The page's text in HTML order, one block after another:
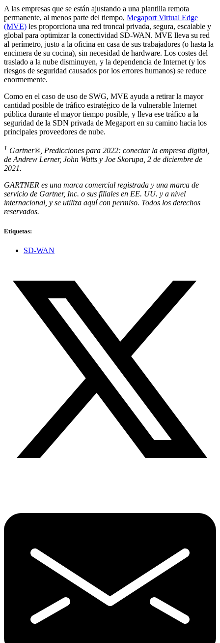
A las empresas que se están ajustando a una plantilla remota
permanente, al menos parte del tiempo, Megaport Virtual Edge
(MVE) les proporciona una red troncal privada, segura, escalable y
global para optimizar la conectividad SD-WAN. MVE lleva su red
al perímetro, justo a la oficina en casa de sus trabajadores (o hasta la
encimera de su cocina), sin necesidad de hardware. Los costes del
traslado a la nube disminuyen, y la dependencia de Internet (y los
riesgos de seguridad causados por los errores humanos) se reduce
enormemente.
Como en el caso de uso de SWG, MVE ayuda a retirar la mayor
cantidad posible de tráfico estratégico de la vulnerable Internet
pública durante el mayor tiempo posible, y lleva ese tráfico a la
seguridad de la SDN privada de Megaport en su camino hacia los
principales proveedores de nube.
1 Gartner®, Predicciones para 2022: conectar la empresa digital,
de Andrew Lerner, John Watts y Joe Skorupa, 2 de diciembre de
2021.
GARTNER es una marca comercial registrada y una marca de
servicio de Gartner, Inc. o sus filiales en EE. UU. y a nivel
internacional, y se utiliza aquí con permiso. Todos los derechos
reservados.
Etiquetas:
SD-WAN